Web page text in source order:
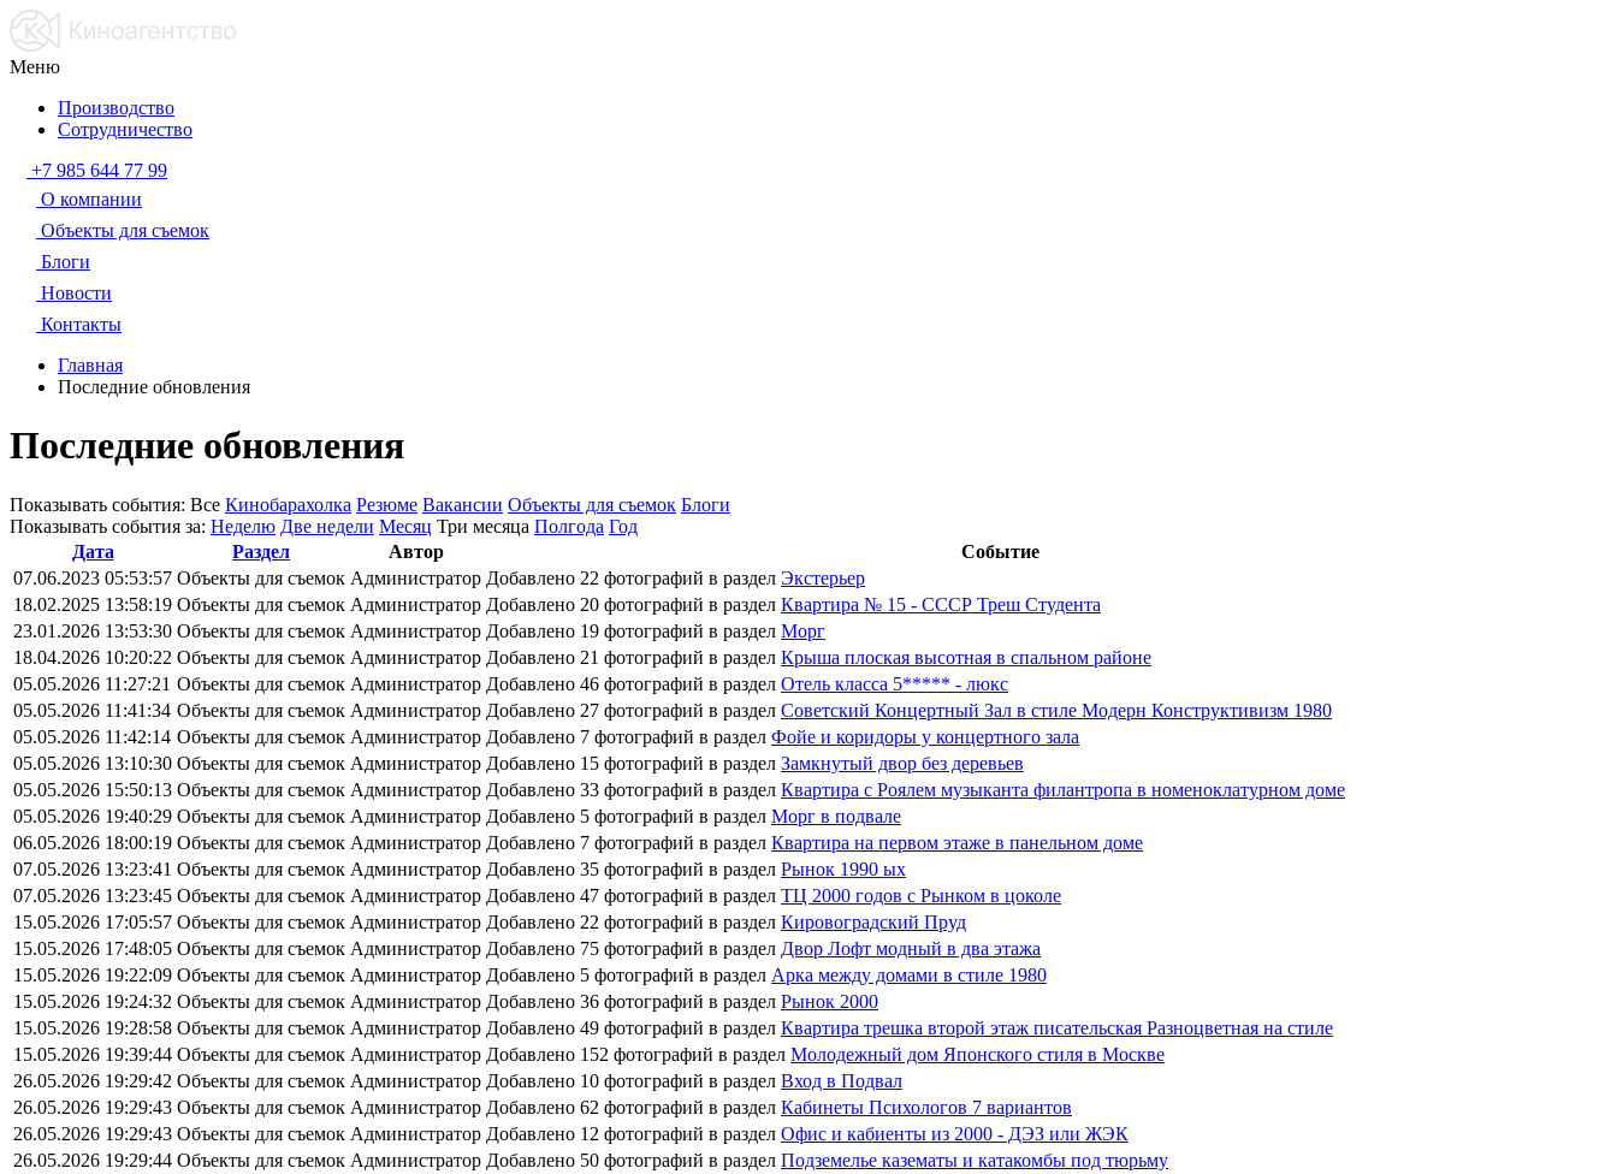
Меню
Производство
Сотрудничество
+7 985 644 77 99
О компании
Объекты для съемок
Блоги
Новости
Контакты
Главная
Последние обновления
Последние обновления
Показывать события: Все Кинобарахолка Резюме Вакансии Объекты для съемок Блоги
Показывать события за: Неделю Две недели Месяц Три месяца Полгода Год
Дата
Раздел Автор
Событие
07.06.2023 05:53:57 Объекты для съемок Администратор Добавлено 22 фотографий в раздел Экстерьер
18.02.2025 13:58:19 Объекты для съемок Администратор Добавлено 20 фотографий в раздел Квартира № 15 - СССР Треш Студента
23.01.2026 13:53:30 Объекты для съемок Администратор Добавлено 19 фотографий в раздел Морг
18.04.2026 10:20:22 Объекты для съемок Администратор Добавлено 21 фотографий в раздел Крыша плоская высотная в спальном районе
05.05.2026 11:27:21 Объекты для съемок Администратор Добавлено 46 фотографий в раздел Отель класса 5***** - люкс
05.05.2026 11:41:34 Объекты для съемок Администратор Добавлено 27 фотографий в раздел Советский Концертный Зал в стиле Модерн Конструктивизм 1980
05.05.2026 11:42:14 Объекты для съемок Администратор Добавлено 7 фотографий в раздел Фойе и коридоры у концертного зала
05.05.2026 13:10:30 Объекты для съемок Администратор Добавлено 15 фотографий в раздел Замкнутый двор без деревьев
05.05.2026 15:50:13 Объекты для съемок Администратор Добавлено 33 фотографий в раздел Квартира с Роялем музыканта филантропа в номеноклатурном доме
05.05.2026 19:40:29 Объекты для съемок Администратор Добавлено 5 фотографий в раздел Морг в подвале
06.05.2026 18:00:19 Объекты для съемок Администратор Добавлено 7 фотографий в раздел Квартира на первом этаже в панельном доме
07.05.2026 13:23:41 Объекты для съемок Администратор Добавлено 35 фотографий в раздел Рынок 1990 ых
07.05.2026 13:23:45 Объекты для съемок Администратор Добавлено 47 фотографий в раздел ТЦ 2000 годов с Рынком в цоколе
15.05.2026 17:05:57 Объекты для съемок Администратор Добавлено 22 фотографий в раздел Кировоградский Пруд
15.05.2026 17:48:05 Объекты для съемок Администратор Добавлено 75 фотографий в раздел Двор Лофт модный в два этажа
15.05.2026 19:22:09 Объекты для съемок Администратор Добавлено 5 фотографий в раздел Арка между домами в стиле 1980
15.05.2026 19:24:32 Объекты для съемок Администратор Добавлено 36 фотографий в раздел Рынок 2000
15.05.2026 19:28:58 Объекты для съемок Администратор Добавлено 49 фотографий в раздел Квартира трешка второй этаж писательская Разноцветная на стиле
15.05.2026 19:39:44 Объекты для съемок Администратор Добавлено 152 фотографий в раздел Молодежный дом Японского стиля в Москве
26.05.2026 19:29:42 Объекты для съемок Администратор Добавлено 10 фотографий в раздел Вход в Подвал
26.05.2026 19:29:43 Объекты для съемок Администратор Добавлено 62 фотографий в раздел Кабинеты Психологов 7 вариантов
26.05.2026 19:29:43 Объекты для съемок Администратор Добавлено 12 фотографий в раздел Офис и кабиенты из 2000 - ДЭЗ или ЖЭК
26.05.2026 19:29:44 Объекты для съемок Администратор Добавлено 50 фотографий в раздел Подземелье казематы и катакомбы под тюрьму